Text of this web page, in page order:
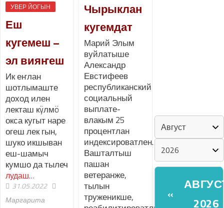
УВЕР ЙОГЫН
Еш
кугемеш –
эл вияҥеш
Ик еҥлан
шотлымаште
доход илен
лекташ кÿлмö
окса кугыт наре
огеш лек гын,
шуко икшыван
еш-шамыч
кумшо да тылеч
лудаш…
31.05.2022
Маргарита
Чырыклан
кугемдат
Марий Элым
вуйлатыше
Александр
Евстифеев
республиканский
социальный
выплате-
влакым 25
процентлан
индексироватлен.
Вашталтыш
пашан
ветеранже,
тылын
труженикше,
«
2026